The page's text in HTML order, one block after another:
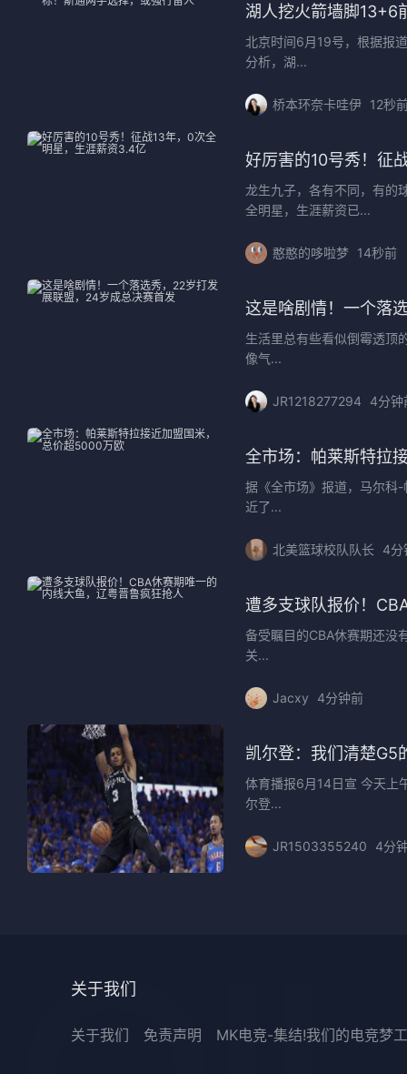
湖人挖火箭墙脚13+6
北京时间6月19号，根据报
分析，湖...
桥本环奈卡哇伊 12秒
好厉害的10号秀！征
龙生九子，各有不同，有的
全明星，生涯薪资已...
憨憨的哆啦梦 14秒前
这是啥剧情！一个落
生活里总有些看似倒霉透顶
像气...
JR1218277294 4分钟
全市场：帕莱斯特拉
据《全市场》报道，马尔科
近了...
北美篮球校队队长 4分
遭多支球队报价！
备受瞩目的CBA休赛期还没
关...
Jacxy 4分钟前
凯尔登：我们清楚G5
体育播报6月14日宣 今天上
尔登...
JR1503355240 4分
关于我们
关于我们 免责声明 MK电竞-集结!我们的电竞梦